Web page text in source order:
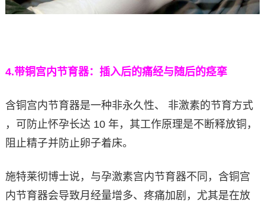
4.带铜宫内节育器：插入后的痛经与随后的痉挛
含铜宫内节育器是一种非永久性、 非激素的节育方式
，可防止怀孕长达 10 年，其工作原理是不断释放铜，
阻止精子并防止卵子着床。
施特莱彻博士说，与孕激素宫内节育器不同，含铜宫
内节育器会导致月经量增多、疼痛加剧，尤其是在放